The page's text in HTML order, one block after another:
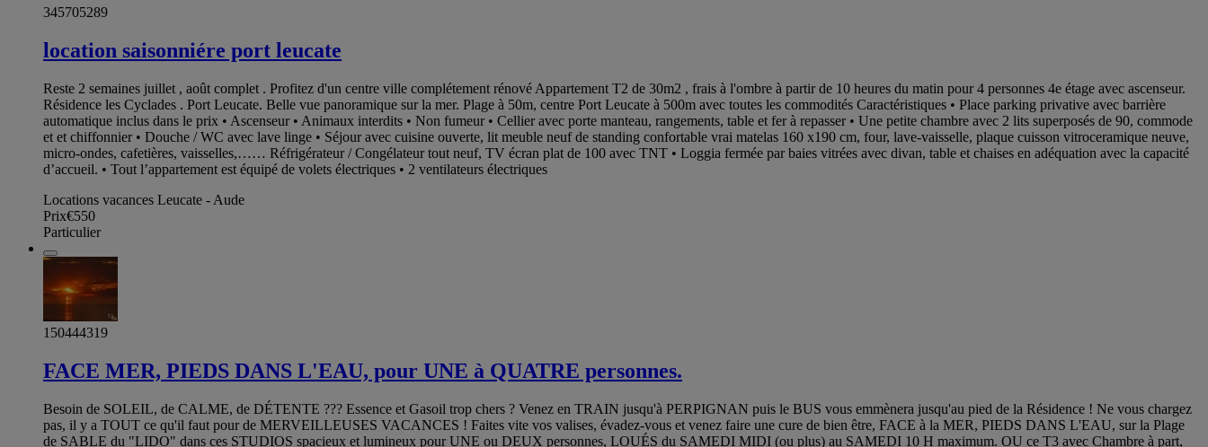
345705289
location saisonniére port leucate
Reste 2 semaines juillet , août complet . Profitez d'un centre ville complétement rénové Appartement T2 de 30m2 , frais à l'ombre à partir de 10 heures du matin pour 4 personnes 4e étage avec ascenseur.
Résidence les Cyclades . Port Leucate. Belle vue panoramique sur la mer. Plage à 50m, centre Port Leucate à 500m avec toutes les commodités Caractéristiques • Place parking privative avec barrière
automatique inclus dans le prix • Ascenseur • Animaux interdits • Non fumeur • Cellier avec porte manteau, rangements, table et fer à repasser • Une petite chambre avec 2 lits superposés de 90, commode
et et chiffonnier • Douche / WC avec lave linge • Séjour avec cuisine ouverte, lit meuble neuf de standing confortable vrai matelas 160 x190 cm, four, lave-vaisselle, plaque cuisson vitroceramique neuve,
micro-ondes, cafetières, vaisselles,…… Réfrigérateur / Congélateur tout neuf, TV écran plat de 100 avec TNT • Loggia fermée par baies vitrées avec divan, table et chaises en adéquation avec la capacité
d’accueil. • Tout l’appartement est équipé de volets électriques • 2 ventilateurs électriques
Locations vacances Leucate - Aude
Prix€550
Particulier
150444319
FACE MER, PIEDS DANS L'EAU, pour UNE à QUATRE personnes.
Besoin de SOLEIL, de CALME, de DÉTENTE ??? Essence et Gasoil trop chers ? Venez en TRAIN jusqu'à PERPIGNAN puis le BUS vous emmènera jusqu'au pied de la Résidence ! Ne vous chargez
pas, il y a TOUT ce qu'il faut pour de MERVEILLEUSES VACANCES ! Faites vite vos valises, évadez-vous et venez faire une cure de bien être, FACE à la MER, PIEDS DANS L'EAU, sur la Plage
de SABLE du "LIDO" dans ces STUDIOS spacieux et lumineux pour UNE ou DEUX personnes, LOUÉS du SAMEDI MIDI (ou plus) au SAMEDI 10 H maximum. OU ce T3 avec Chambre à part,